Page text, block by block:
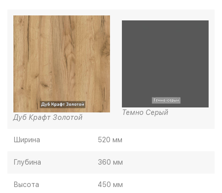
Дуб Крафт Золотой
Темно Серый
Ширина 520 мм
Глубина 360 мм
Высота 450 мм